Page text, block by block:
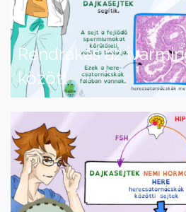
Rendrakás az
között